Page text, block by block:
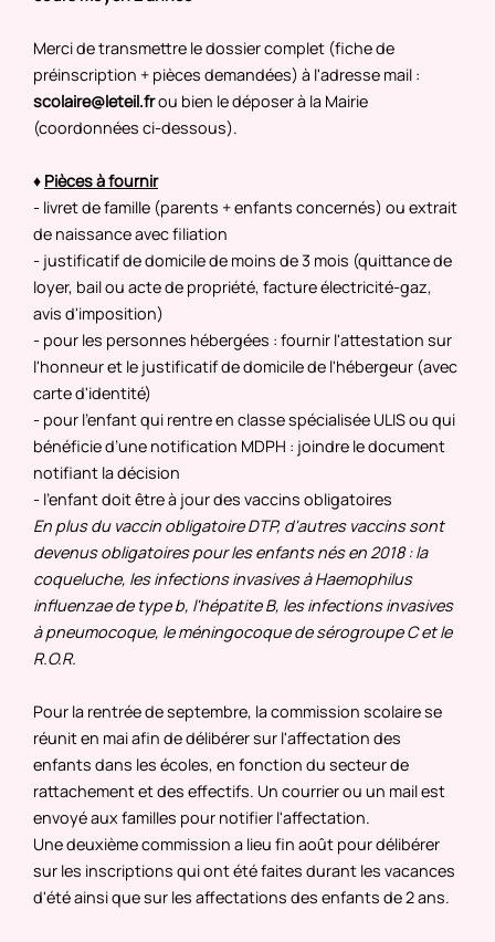
Merci de transmettre le dossier complet (fiche de
préinscription + pièces demandées) à l'adresse mail :
scolaire@leteil.frou bien le déposerà la Mairie
(coordonnées ci-dessous).
♦ Pièces à fournir
- livret de famille (parents + enfants concernés) ou extrait
de naissance avec filiation
- justificatif de domicile de moins de 3 mois (quittance de
loyer, bail ou acte de propriété, facture électricité-gaz,
avis d'imposition)
- pour les personnes hébergées : fournir l'attestation sur
l'honneur et le justificatif de domicile de l'hébergeur (avec
carte d'identité)
- pour l'enfant qui rentre en classe spécialisée ULIS ou qui
bénéficie d’une notification MDPH : joindre le document
notifiant la décision
- l'enfant doit être à jour des vaccins obligatoires
En plus du vaccin obligatoire DTP, d'autres vaccins sont
devenus obligatoires pour les enfants nés en 2018 : la
coqueluche, les infections invasives à Haemophilus
influenzae de type b, l'hépatite B, les infections invasives
à pneumocoque, le méningocoque de sérogroupe C et le
R.O.R.
Pour la rentrée de septembre, la commission scolaire se
réunit en mai afin de délibérer sur l'affectation des
enfants dans les écoles, en fonction du secteur de
rattachement et des effectifs. Un courrier ou un mail est
envoyé aux familles pour notifier l'affectation.
Une deuxième commission a lieu fin août pour délibérer
sur les inscriptions qui ont été faites durant les vacances
d'été ainsi que sur les affectations des enfants de 2 ans.